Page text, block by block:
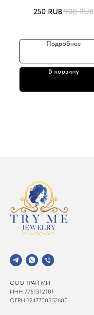
250 RUB900 RUB
Подробнее
В корзину
ООО ТРАЙ МИ
ИНН 7751312101
ОГРН 1247700352680